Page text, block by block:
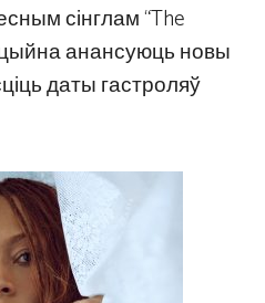
сінглам “The
анансуюць новы
даты гастроляў